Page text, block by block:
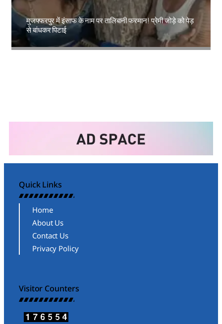
मुजफ्फरपुर में इंसाफ के नाम पर तालिबानी फरमान! प्रेमी जोड़े को पेड़
से बांधकर पिटाई
Amit Lekh
Quick Links
Home
About Us
Contact Us
Privacy Policy
Visitor Counters